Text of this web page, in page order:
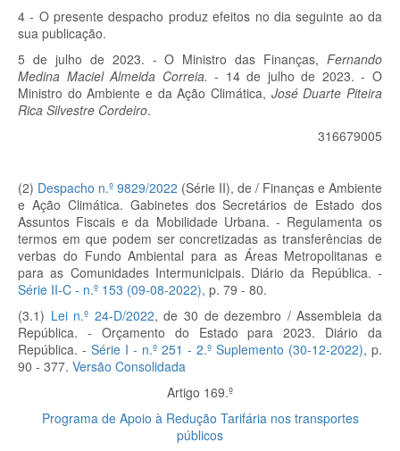
4 - O presente despacho produz efeitos no dia seguinte ao da
sua publicação.
5 de julho de 2023. - O Ministro das Finanças, Fernando
Medina Maciel Almeida Correia. - 14 de julho de 2023. - O
Ministro do Ambiente e da Ação Climática, José Duarte Piteira
Rica Silvestre Cordeiro.
316679005
(2) Despacho n.º 9829/2022 (Série II), de / Finanças e Ambiente
e Ação Climática. Gabinetes dos Secretários de Estado dos
Assuntos Fiscais e da Mobilidade Urbana. - Regulamenta os
termos em que podem ser concretizadas as transferências de
verbas do Fundo Ambiental para as Áreas Metropolitanas e
para as Comunidades Intermunicipais. Diário da República. -
Série II-C - n.º 153 (09-08-2022), p. 79 - 80.
(3.1) Lei n.º 24-D/2022, de 30 de dezembro / Assembleia da
República. - Orçamento do Estado para 2023. Diário da
República. - Série I - n.º 251 - 2.º Suplemento (30-12-2022), p.
90 - 377. Versão Consolidada
Artigo 169.º
Programa de Apoio à Redução Tarifária nos transportes
públicos